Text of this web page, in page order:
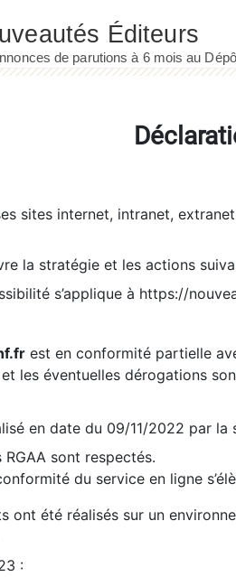
sites internet, intranet,
la stratégie et les actions
s’applique à https://
est en conformité partielle
les éventuelles dérogations
en date du 09/11/2022 par
sont respectés.
du service en ligne
ont été réalisés sur un
: